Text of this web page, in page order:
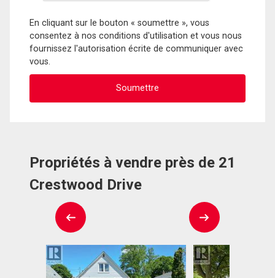
En cliquant sur le bouton « soumettre », vous
consentez à nos conditions d'utilisation et vous nous
fournissez l'autorisation écrite de communiquer avec
vous.
Propriétés à vendre près de 21
Crestwood Drive